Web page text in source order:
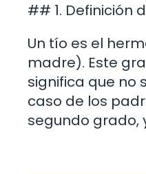
## 1. Definición
Un tío es el
madre). Este
significa que no
caso de los
segundo grado,